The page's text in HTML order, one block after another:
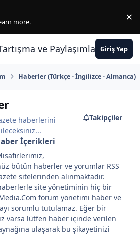
more. ×
ve PaylaşımlarınGiriş Yap
Haberler (Türkçe - İngilizce - Almanca)
haberlerini
Takipçiler
İçerikleri
bütün haberler ve yorumlar RSS
sitelerinden alınmaktadır.
site yönetiminin hiç bir
forum yönetimi haber ve
sorumlu tutulamaz. Eğer bir
varsa lütfen haber içinde verilen
ulaşarak bu şikayetinizi